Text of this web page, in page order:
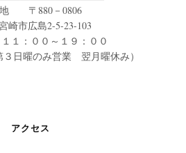
地 〒880－0806
崎市広島2-5-23-103
１：００～１９：００
日曜のみ営業 翌月曜休み）
アクセス